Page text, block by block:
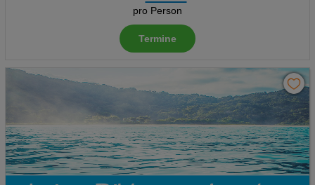
pro Person
Termine